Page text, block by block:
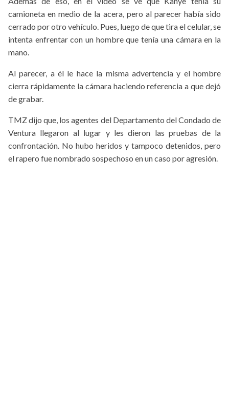
camioneta en medio de la acera, pero al parecer había sido
cerrado por otro vehículo. Pues, luego de que tira el celular, se
intenta enfrentar con un hombre que tenía una cámara en la
mano.
Al parecer, a él le hace la misma advertencia y el hombre
cierra rápidamente la cámara haciendo referencia a que dejó
de grabar.
TMZ dijo que, los agentes del Departamento del Condado de
Ventura llegaron al lugar y les dieron las pruebas de la
confrontación. No hubo heridos y tampoco detenidos, pero
el rapero fue nombrado sospechoso en un caso por agresión.